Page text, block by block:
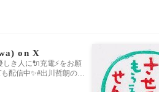
on X
き人に🔌充電⚡️をお願
配信中✨#出川哲朗の充